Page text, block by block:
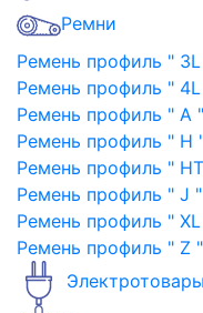
Ремни
Ремень профиль "
Ремень профиль "
Ремень профиль " A "
Ремень профиль " H
Ремень профиль "
Ремень профиль " J "
Ремень профиль "
Ремень профиль " Z "